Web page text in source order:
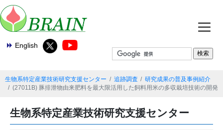
English
生物系特定産業技術研究支援センター 追跡調査
研究成果の普及事例紹介
(27011B) 豚排泄物由来肥料を最大限活用した飼料用米の多収栽培技術の開発
生物系特定産業技術研究支援センター